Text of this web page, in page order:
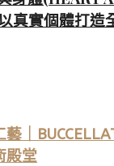
真實個體打造
｜
殿堂